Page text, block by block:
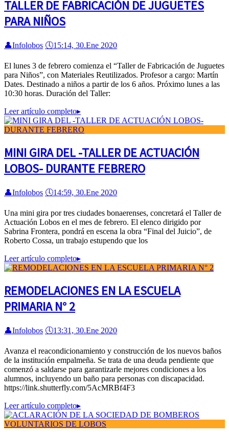
TALLER DE FABRICACIÓN DE JUGUETES
PARA NIÑOS
👤Infolobos 🕔15:14, 30.Ene 2020
El lunes 3 de febrero comienza el “Taller de Fabricación de Juguetes
para Niños”, con Materiales Reutilizados. Profesor a cargo: Martín
Dates. Destinado a niños a partir de los 6 años. Próximo lunes a las
10:30 horas. Duración del Taller:
Leer artículo completo▸
MINI GIRA DEL -TALLER DE ACTUACIÓN
LOBOS- DURANTE FEBRERO
👤Infolobos 🕔14:59, 30.Ene 2020
Una mini gira por tres ciudades bonaerenses, concretará el Taller de
Actuación Lobos en el mes de febrero. El elenco dirigido por
Sabrina Frontera, pondrá en escena la obra “Final del Juicio”, de
Roberto Cossa, un trabajo estupendo que los
Leer artículo completo▸
REMODELACIONES EN LA ESCUELA
PRIMARIA N° 2
👤Infolobos 🕔13:31, 30.Ene 2020
Avanza el reacondicionamiento y construcción de los nuevos baños
de la institución empalmeña. Se trata de una deuda pendiente que
comenzó a saldarse para garantizarle mejores condiciones a los
alumnos, incluyendo un baño para personas con discapacidad.
https://link.shutterfly.com/5AcMRBf4F3
Leer artículo completo▸